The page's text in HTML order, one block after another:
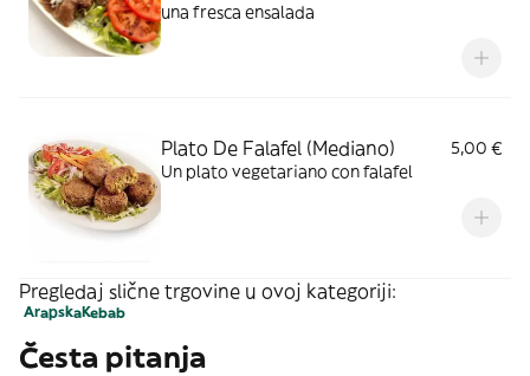
una fresca ensalada
Plato De Falafel (Mediano)
5,00 €
Un plato vegetariano con falafel
Pregledaj slične trgovine u ovoj kategoriji:
ArapskaKebab
Česta pitanja